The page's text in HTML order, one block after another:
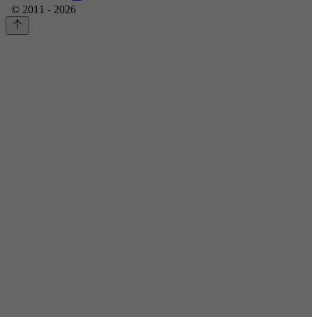
© 2011 - 2026